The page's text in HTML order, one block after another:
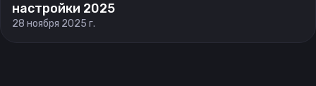
настройки 2025
28 ноября 2025 г.